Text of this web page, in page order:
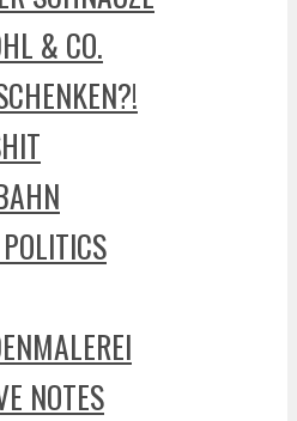
& CO.
NOTES